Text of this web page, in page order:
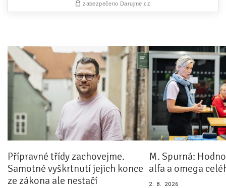
Přípravné třídy zachovejme.
Samotné vyškrtnutí jejich konce
ze zákona ale nestačí
M. Spurná:
alfa a omega
2. 8. 2026